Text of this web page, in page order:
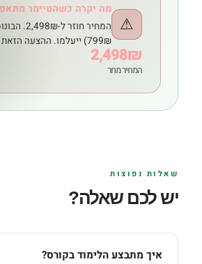
⚠
מה יקרה כשהטיימר
המחיר חוזר
799₪) ייעלמו. ההצעה הזאת לא תחזור.
2,498₪
המחיר מחר
שאלות נפוצות
יש לכם שאלה?
איך מתבצע הלימוד בקורס?